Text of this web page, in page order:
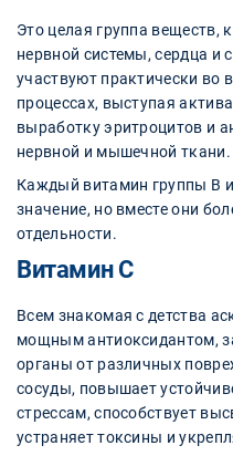
Это целая группа
нервной системы, сердца и
участвуют практически во
процессах, выступая
выработку эритроцитов и
нервной и мышечной ткани.
Каждый витамин группы B
значение, но вместе они
отдельности.
Витамин С
Всем знакомая с детства
мощным антиоксидантом,
органы от различных
сосуды, повышает
стрессам, способствует
устраняет токсины и